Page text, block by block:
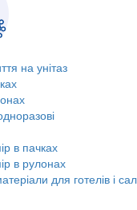
на унітаз
в пачках
в рулонах
для готелів і